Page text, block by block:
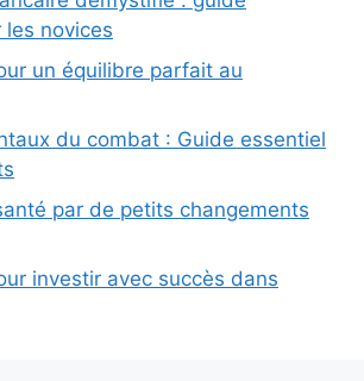
les novices
un équilibre parfait au
du combat : Guide essentiel
par de petits changements
investir avec succès dans